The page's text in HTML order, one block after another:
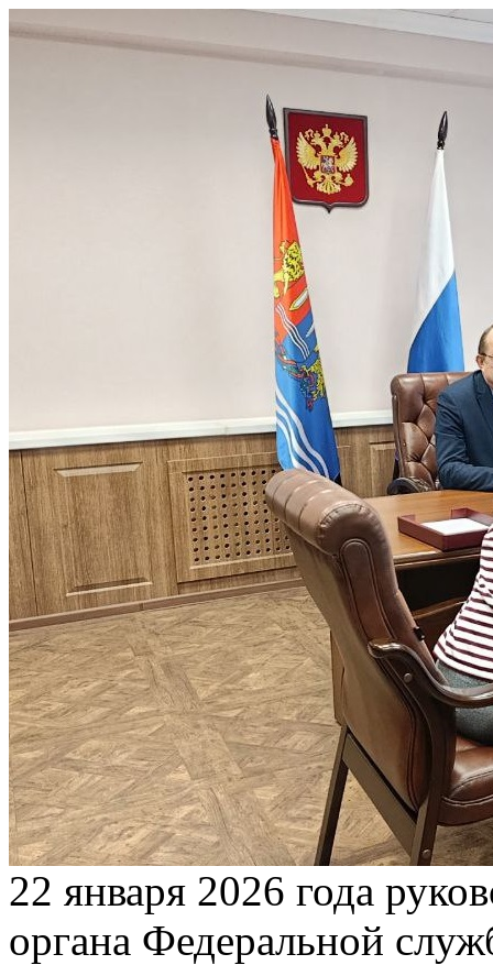
22 января 2026 года
органа Федеральной